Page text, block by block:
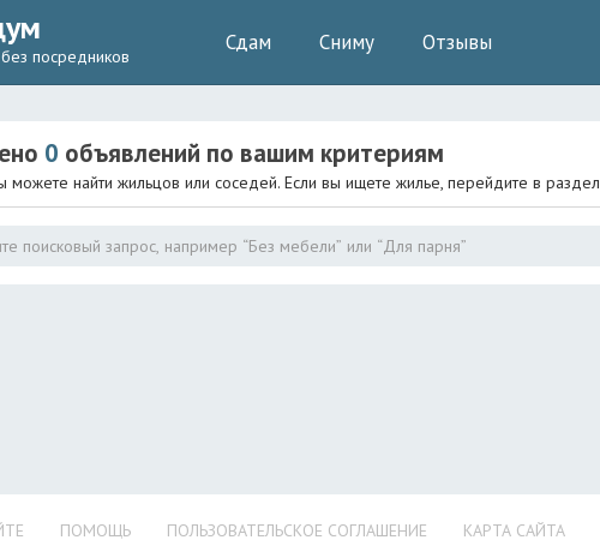
посредников
Сдам Сниму Отзывы
0 объявлений по вашим критериям
можете найти жильцов или соседей. Если вы ищете жилье, перейдите в раздел
ПОМОЩЬ ПОЛЬЗОВАТЕЛЬСКОЕ СОГЛАШЕНИЕ КАРТА САЙТА